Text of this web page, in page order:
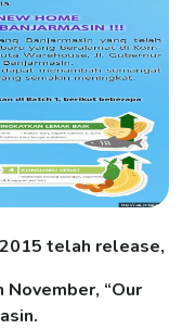
telah release,
“Our